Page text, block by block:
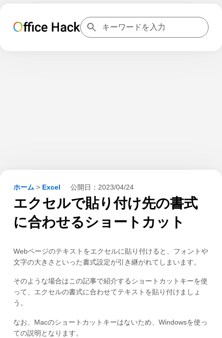
ホーム > Excel 公開日： 2023/04/24
エクセルで貼り付け先の書式
に合わせるショートカット
Webページのテキストをエクセルに貼り付けると、フォントや
文字の大きさといった書式設定が引き継がれてしまいます。
そのような場合はこの記事で紹介するショートカットキーを使
って、エクセルの書式に合わせてテキストを貼り付けましょ
う。
なお、Macのショートカットキーはないため、Windowsを使っ
ての説明となります。